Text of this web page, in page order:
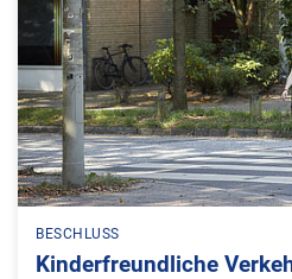
BESCHLUSS
Kinderfreundliche